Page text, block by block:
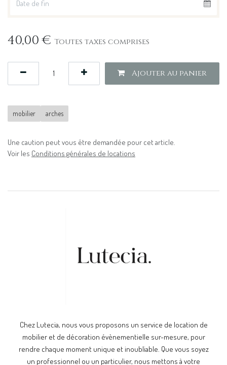
40,00€ Toutes taxes comprises
Ajouter au panier
mobilier arches
Une caution peut vous être demandée pour cet article.
Voir les Conditions générales de locations
Chez Lutecia, nous vous proposons un service de location de
mobilier et de décoration évènementielle sur-mesure, pour
rendre chaque moment unique et inoubliable. Que vous soyez
un professionnel ou un particulier, nous mettons à votre